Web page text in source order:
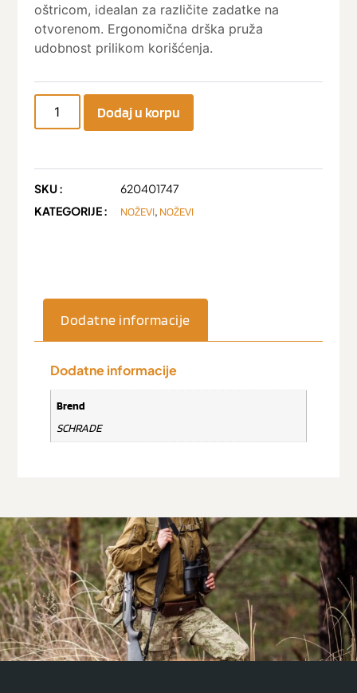
oštricom, idealan za različite zadatke na
otvorenom. Ergonomična drška pruža
udobnost prilikom korišćenja.
Dodaj u korpu
SKU :
620401747
KATEGORIJE :
NOŽEVI, NOŽEVI
Dodatne informacije
Dodatne informacije
Brend
SCHRADE